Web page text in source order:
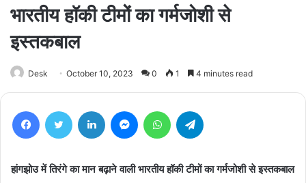
भारतीय हॉकी टीमों का गर्मजोशी से
इस्तकबाल
Desk October 10, 2023 0 1 4 minutes read
FacebookTwitter LinkedIn MessengerWhatsApp
हांगझोउ में तिरंगे का मान बढ़ाने वाली भारतीय हॉकी टीमों का गर्मजोशी से इस्तकबाल